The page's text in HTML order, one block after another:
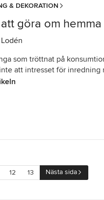
& DEKORATION
göra om
som tröttnat på
att intresset för inredning
12 13 Nästa sida